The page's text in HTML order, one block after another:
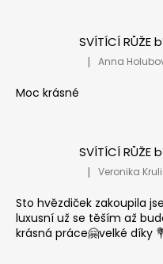
SVÍTÍCÍ RŮŽE
Hodnocení
| Anna
Moc krásné
SVÍTÍCÍ
Hodnocení
| Veronika
Sto hvězdiček zakoupila
luxusní už se těším až
krásná práce🤗velké díky